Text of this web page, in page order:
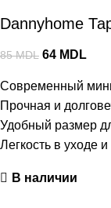
Dannyhome
85MDL 64 MDL
Современный
Прочная и
Удобный размер
Легкость в уходе и
В наличии